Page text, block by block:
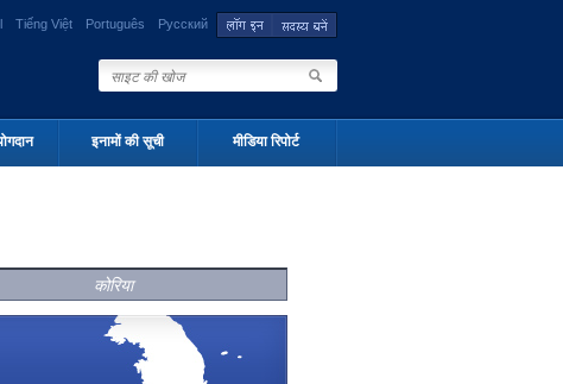
Tiếng Việt Português Русский
इनामों की सूची मीडिया रिपोर्ट
कोरिया